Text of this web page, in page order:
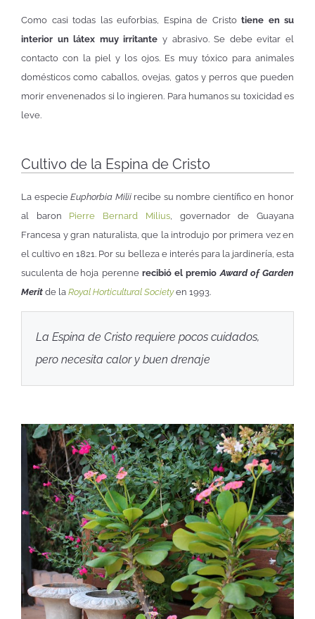
Como casi todas las euforbias, Espina de Cristo tiene en su
interior un látex muy irritante y abrasivo. Se debe evitar el
contacto con la piel y los ojos. Es muy tóxico para animales
domésticos como caballos, ovejas, gatos y perros que pueden
morir envenenados si lo ingieren. Para humanos su toxicidad es
leve.
Cultivo de la Espina de Cristo
La especieEuphorbia Miliirecibe su nombre científico en honor
al baron Pierre Bernard Milius, governador de Guayana
Francesa y gran naturalista, que la introdujo por primera vez en
el cultivo en 1821. Por su belleza e interés para la jardinería, esta
suculenta de hoja perennerecibió el premio Award of Garden
Merit de la Royal Horticultural Societyen 1993.
La Espina de Cristo requiere pocos cuidados,
pero necesita calor y buen drenaje